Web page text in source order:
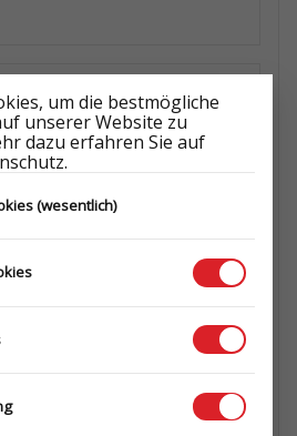
GRAUum die bestmögliche
unserer Website zu
dazu erfahren Sie auf
(wesentlich)